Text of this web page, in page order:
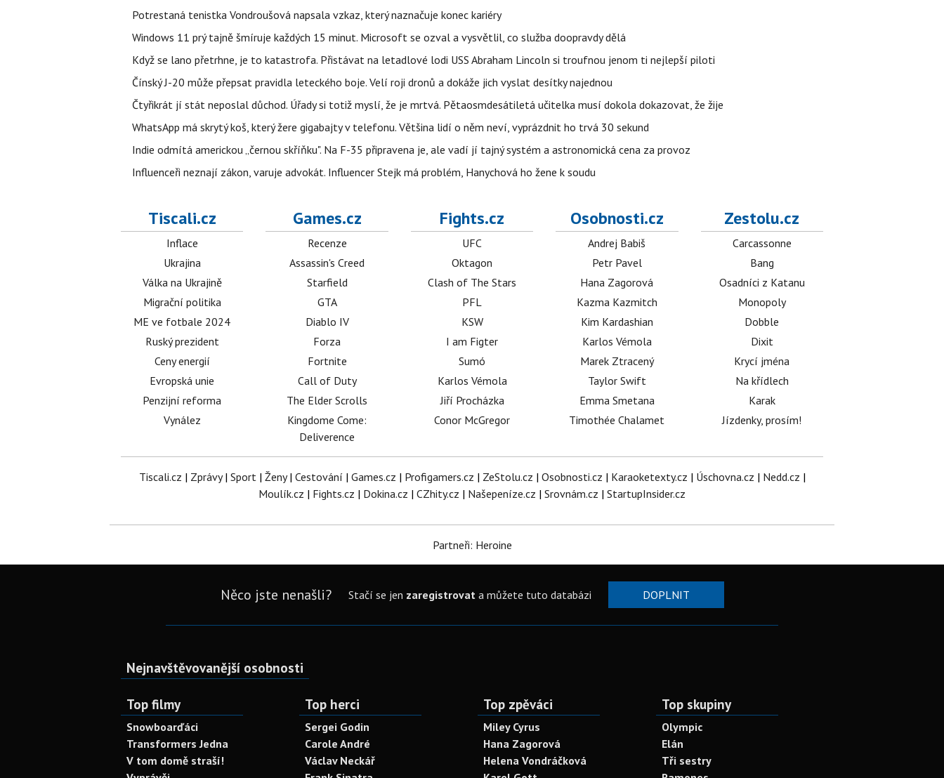
Potrestaná tenistka Vondroušová napsala vzkaz, který naznačuje konec kariéry
Windows 11 prý tajně šmíruje každých 15 minut. Microsoft se ozval a vysvětlil, co služba doopravdy dělá
Když se lano přetrhne, je to katastrofa. Přistávat na letadlové lodi USS Abraham Lincoln si troufnou jenom ti nejlepší piloti
Čínský J-20 může přepsat pravidla leteckého boje. Velí roji dronů a dokáže jich vyslat desítky najednou
Čtyřikrát jí stát neposlal důchod. Úřady si totiž myslí, že je mrtvá. Pětaosmdesátiletá učitelka musí dokola dokazovat, že žije
WhatsApp má skrytý koš, který žere gigabajty v telefonu. Většina lidí o něm neví, vyprázdnit ho trvá 30 sekund
Indie odmítá americkou „černou skříňku". Na F-35 připravena je, ale vadí jí tajný systém a astronomická cena za provoz
Influenceři neznají zákon, varuje advokát. Influencer Stejk má problém, Hanychová ho žene k soudu
Tiscali.cz
Inflace
Ukrajina
Válka na Ukrajině
Migrační politika
ME ve fotbale 2024
Ruský prezident
Ceny energií
Evropská unie
Penzijní reforma
Vynález
Games.cz
Recenze
Assassin's Creed
Starfield
GTA
Diablo IV
Forza
Fortnite
Call of Duty
The Elder Scrolls
Kingdome Come:
Deliverence
Fights.cz
UFC
Oktagon
Clash of The Stars
PFL
KSW
I am Figter
Sumó
Karlos Vémola
Jiří Procházka
Conor McGregor
Osobnosti.cz
Andrej Babiš
Petr Pavel
Hana Zagorová
Kazma Kazmitch
Kim Kardashian
Karlos Vémola
Marek Ztracený
Taylor Swift
Emma Smetana
Timothée Chalamet
Zestolu.cz
Carcassonne
Bang
Osadníci z Katanu
Monopoly
Dobble
Dixit
Krycí jména
Na křídlech
Karak
Jízdenky, prosím!
Tiscali.cz | Zprávy| Sport| Ženy| Cestování | Games.cz | Profigamers.cz | ZeStolu.cz | Osobnosti.cz | Karaoketexty.cz | Úschovna.cz | Nedd.cz |
Moulík.cz | Fights.cz | Dokina.cz | CZhity.cz | Našepeníze.cz | Srovnám.cz | StartupInsider.cz
Partneři: Heroine
Něco jste nenašli? Stačí se jen zaregistrovata můžete tuto databázi DOPLNIT
Nejnavštěvovanější osobnosti
Top filmy
Snowboarďáci
Transformers Jedna
V tom domě straší!
Top herci
Sergei Godin
Carole André
Václav Neckář
Top zpěváci
Miley Cyrus
Hana Zagorová
Helena Vondráčková
Top skupiny
Olympic
Elán
Tři sestry